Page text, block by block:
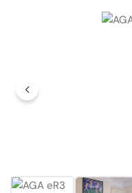
Bildergalerie